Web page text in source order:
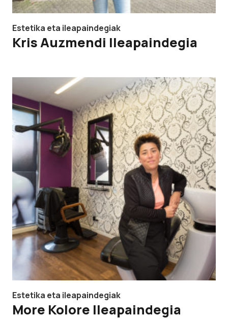
Estetika eta ileapaindegiak
Kris Auzmendi Ileapaindegia
Estetika eta ileapaindegiak
More Kolore Ileapaindegia